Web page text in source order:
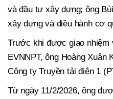
và đầu tư xây dựng; ông
xây dựng và điều hành cơ
Trước khi được giao nhiệm
EVNNPT, ông Hoàng Xuân
Công ty Truyền tải điện 1
Từ ngày 11/2/2026, ông